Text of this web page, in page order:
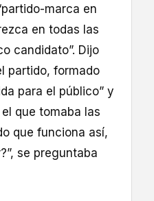
marca en
en todas las
candidato”. Dijo
partido, formado
para el público” y
que tomaba las
que funciona así,
se preguntaba